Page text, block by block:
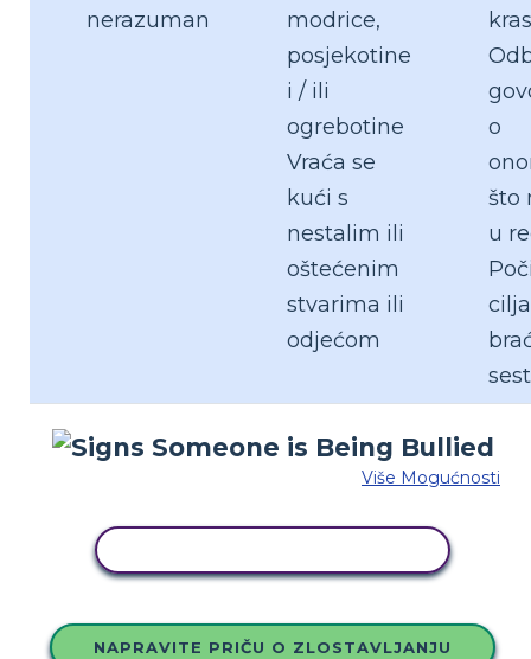
nerazuman
modrice,
posjekotine
i / ili
ogrebotine
Vraća se
kući s
nestalim ili
oštećenim
stvarima ili
odjećom
o
što
u
Više Mogućnosti
NAPRAVITE PRIČU O ZLOSTAVLJANJU